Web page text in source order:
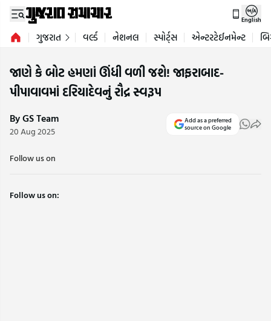
English
ગુજરાત વર્લ્ડ નેશનલ સ્પોર્ટ્સ એન્ટરટેઈનમેન્ટ
જાણે કે બોટ હમણાં ઊંધી વળી જશે! જાફરાબાદ-
પીપાવાવમાં દરિયાદેવનું રૌદ્ર સ્વરૂપ
By GS Team
20 Aug 2025
Add as a preferred
source on Google
Follow us on
Follow us on: